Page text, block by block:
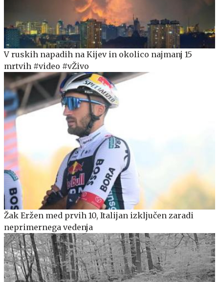
V ruskih napadih na Kijev in okolico najmanj 15
mrtvih #video #vŽivo
Žak Eržen med prvih 10, Italijan izključen zaradi
neprimernega vedenja